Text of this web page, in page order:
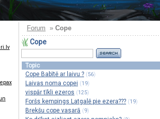
Forum » Cope
Cope
Topic
Cope Babītē ar laivu ? (56)
Laivas noma copei (19)
vispār tīkli ezeros (125)
Foršs kempings Latgalē pie ezera??? (19)
Brekšu cope vasarā (9)